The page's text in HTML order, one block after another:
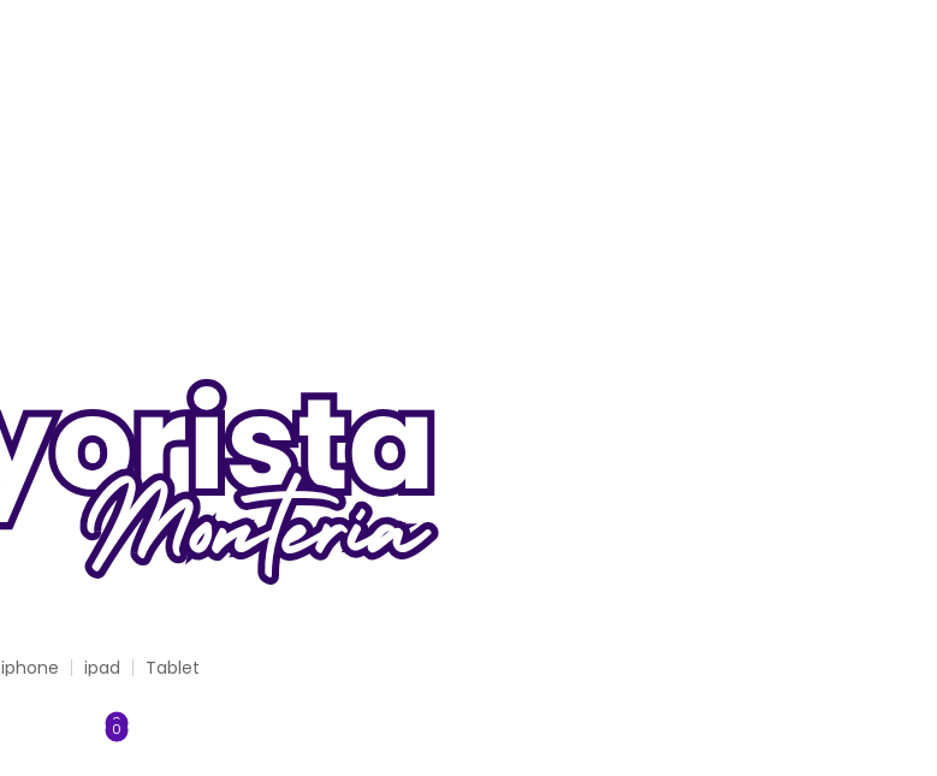
iphone ipad Tablet
0
0